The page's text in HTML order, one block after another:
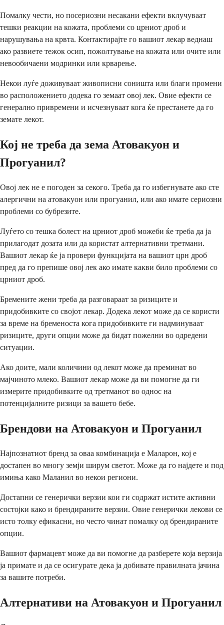
Помалку чести, но посериозни несакани ефекти вклучуваат
тешки реакции на кожата, проблеми со црниот дроб и
нарушувања на крвта. Контактирајте го вашиот лекар веднаш
ако развиете тежок осип, пожолтување на кожата или очите или
невообичаени модринки или крварење.
Некои луѓе доживуваат живописни соништа или благи промени
во расположението додека го земаат овој лек. Овие ефекти се
генерално привремени и исчезнуваат кога ќе престанете да го
земате лекот.
Кој не треба да зема Атовакуон и
Прогуанил?
Овој лек не е погоден за секого. Треба да го избегнувате ако сте
алергични на атовакуон или прогуанил, или ако имате сериозни
проблеми со бубрезите.
Луѓето со тешка болест на црниот дроб можеби ќе треба да ја
прилагодат дозата или да користат алтернативни третмани.
Вашиот лекар ќе ја провери функцијата на вашиот црн дроб
пред да го препише овој лек ако имате какви било проблеми со
црниот дроб.
Бремените жени треба да разговараат за ризиците и
придобивките со својот лекар. Додека лекот може да се користи
за време на бременоста кога придобивките ги надминуваат
ризиците, други опции може да бидат пожелни во одредени
ситуации.
Ако доите, мали количини од лекот може да преминат во
мајчиното млеко. Вашиот лекар може да ви помогне да ги
измерите придобивките од третманот во однос на
потенцијалните ризици за вашето бебе.
Брендови на Атовакуон и Прогуанил
Најпознатиот бренд за оваа комбинација е Маларон, кој е
достапен во многу земји ширум светот. Може да го најдете и под
имиња како Маланил во некои региони.
Достапни се генерички верзии кои ги содржат истите активни
состојки како и брендираните верзии. Овие генерички лекови се
исто толку ефикасни, но често чинат помалку од брендираните
опции.
Вашиот фармацевт може да ви помогне да разберете која верзија
ја примате и да се осигурате дека ја добивате правилната јачина
за вашите потреби.
Алтернативи на Атовакуон и Прогуанил